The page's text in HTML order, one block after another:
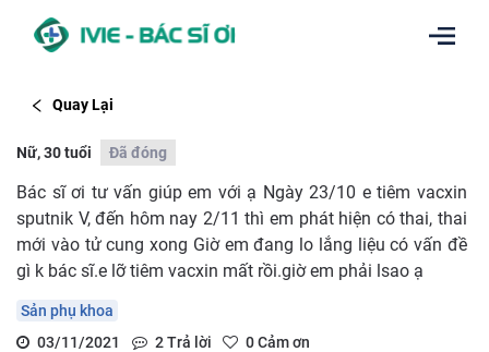
Quay Lại
Nữ, 30 tuổi Đã đóng
Bác sĩ ơi tư vấn giúp em với ạ Ngày 23/10 e tiêm vacxin
sputnik V, đến hôm nay 2/11 thì em phát hiện có thai, thai
mới vào tử cung xong Giờ em đang lo lắng liệu có vấn đề
gì k bác sĩ.e lỡ tiêm vacxin mất rồi.giờ em phải lsao ạ
Sản phụ khoa
03/11/2021
2Trả lời 0Cảm ơn